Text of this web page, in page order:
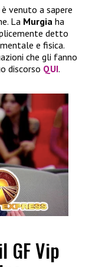
è venuto a sapere
La Murgia ha
detto
e fisica.
che gli fanno
discorso QUI.
GF Vip